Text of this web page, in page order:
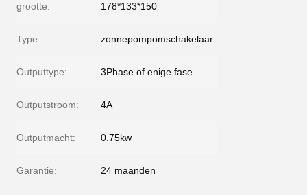
grootte: 178*133*150
Type: zonnepompomschakelaar
Outputtype: 3Phase of enige fase
Outputstroom: 4A
Outputmacht: 0.75kw
Garantie: 24 maanden